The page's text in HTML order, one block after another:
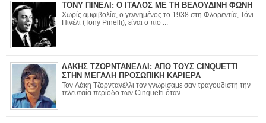
ΤΟΝΥ ΠΙΝΕΛΙ: Ο ΙΤΑΛΟΣ ΜΕ ΤΗ ΒΕΛΟΥΔΙΝΗ ΦΩΝΗ
Χωρίς αμφιβολία, ο γεννημένος το 1938 στη Φλορεντία, Τόνι
Πινέλι (Tony Pinelli), είναι ο πιο ...
ΛΑΚΗΣ ΤΖΟΡΝΤΑΝΕΛΛΙ: ΑΠΟ ΤΟΥΣ CINQUETTI
ΣΤΗΝ ΜΕΓΑΛΗ ΠΡΟΣΩΠΙΚΗ ΚΑΡΙΕΡΑ
Τον Λάκη Τζορντανέλλι τον γνωρίσαμε σαν τραγουδιστή την
τελευταία περίοδο των Cinquetti όταν ...